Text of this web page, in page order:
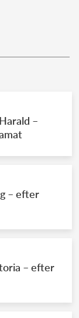
–
– efter
– efter